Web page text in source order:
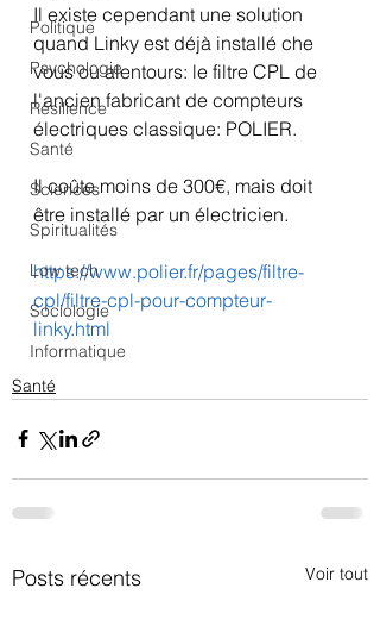
Politique
Psychologie
Résilience
Santé
Sciences
Spiritualités
Low tech
Sociologie
Informatique
Il existe cependant une solution
quand Linky est déjà installé che
vous ou alentours: le filtre CPL de
l'ancien fabricant de compteurs
électriques classique: POLIER.
Il coûte moins de 300€, mais doit
être installé par un électricien.
https://www.polier.fr/pages/filtre-
cpl/filtre-cpl-pour-compteur-
linky.html
Santé
Posts récents Voir tout